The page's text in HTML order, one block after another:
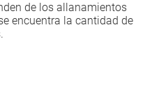
de los allanamientos
encuentra la cantidad de